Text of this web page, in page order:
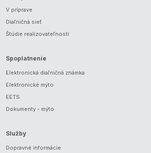
V príprave
Diaľničná sieť
Štúdie realizovateľnosti
Spoplatnenie
Elektronická diaľničná známka
Elektronické mýto
EETS
Dokumenty - mýto
Služby
Dopravné informácie